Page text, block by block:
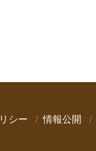
シー 情報公開